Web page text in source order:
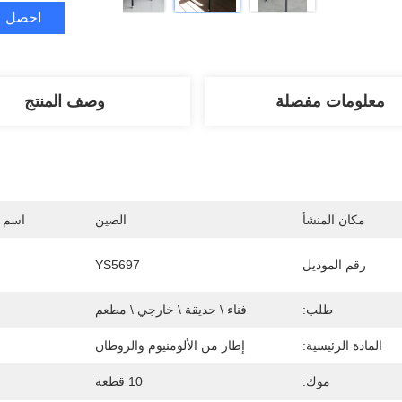
احصل
معلومات مفصلة وصف المنتج
مكان المنشأ الصين اسم
رقم الموديل YS5697
طلب: فناء \ حديقة \ خارجي \ مطعم
المادة الرئيسية: إطار من الألومنيوم والروطان
موك: 10 قطعة